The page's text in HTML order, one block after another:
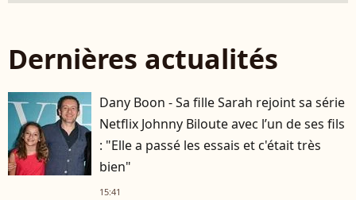
Dernières actualités
Dany Boon - Sa fille Sarah rejoint sa série
Netflix Johnny Biloute avec l’un de ses fils
: "Elle a passé les essais et c'était très
bien"
15:41